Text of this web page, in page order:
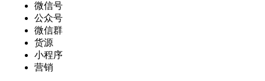
微信号
公众号
微信群
货源
小程序
营销